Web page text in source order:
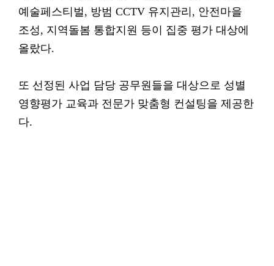
예술페스티벌, 방범 CCTV 유지관리, 안전마을
조성, 지역돌봄 통합지원 등이 집중 평가 대상에
올랐다.
또 선정된 사업 담당 공무원들을 대상으로 성별
영향평가 교육과 전문가 맞춤형 컨설팅을 제공한
다.